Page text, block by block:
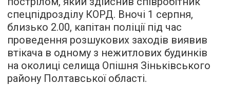
спецпідрозділу КОРД. Вночі 1 серпня,
близько 2.00, капітан поліції під час
проведення розшукових заходів виявив
втікача в одному з нежитлових будинків
на околиці селища Опішня Зіньківського
району Полтавської області.